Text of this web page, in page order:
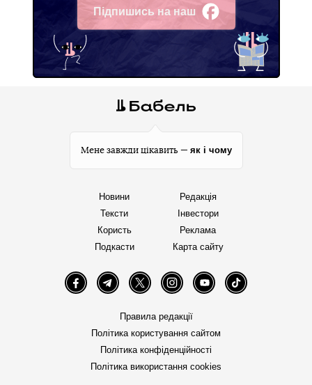
Підпишись на наш
Facebook
Мене завжди цікавить — як і чому
Новини
Тексти
Користь
Подкасти
Редакція
Інвестори
Реклама
Карта сайту
FacebookTelegramTwitter InstagramYouTube TikTok
Правила редакції
Політика користування сайтом
Політика конфіденційності
Політика використання cookies